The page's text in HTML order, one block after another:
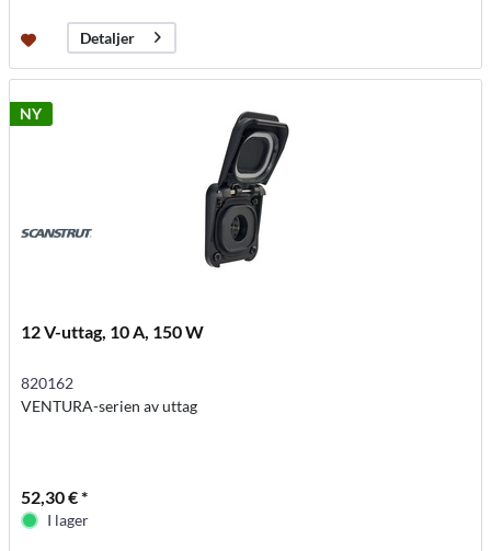
Detaljer
NY
12 V-uttag, 10 A, 150 W
820162
VENTURA-serien av uttag
52,30 € *
I lager